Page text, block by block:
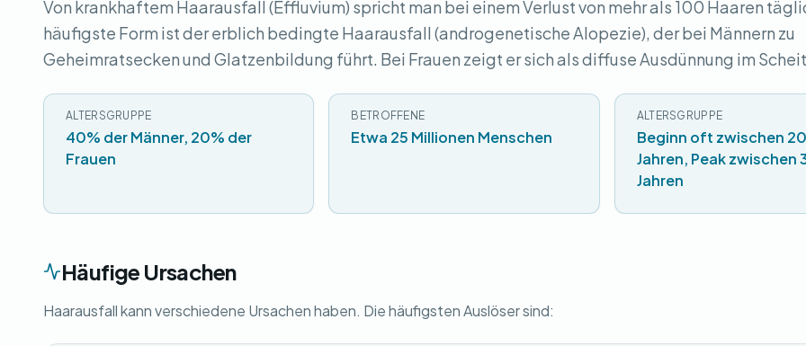
Von krankhaftem Haarausfall (Effluvium) spricht man bei einem Verlust von mehr als 100 Haaren
häufigste Form ist der erblich bedingte Haarausfall (androgenetische Alopezie), der bei Männern zu
Geheimratsecken und Glatzenbildung führt. Bei Frauen zeigt er sich als diffuse Ausdünnung im
ALTERSGRUPPE
40% der Männer, 20% der
Frauen
BETROFFENE
Etwa 25 Millionen Menschen
ALTERSGRUPPE
Beginn oft zwischen
Jahren, Peak
Jahren
Häufige Ursachen
Haarausfall kann verschiedene Ursachen haben. Die häufigsten Auslöser sind: